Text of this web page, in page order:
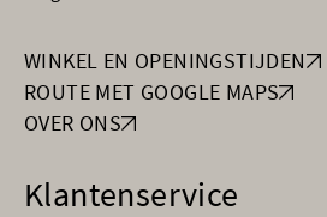
WINKEL EN OPENINGSTIJDEN
ROUTE MET GOOGLE MAPS
OVER ONS
Klantenservice